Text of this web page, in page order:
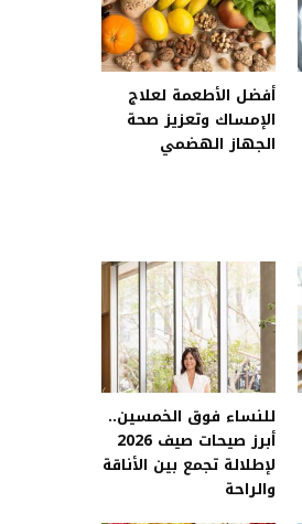
أفضل الأطعمة لعلاج
الإمساك وتعزيز صحة
الجهاز الهضمي
للنساء فوق الخمسين..
أبرز صيحات صيف 2026
لإطلالة تجمع بين الأناقة
والراحة